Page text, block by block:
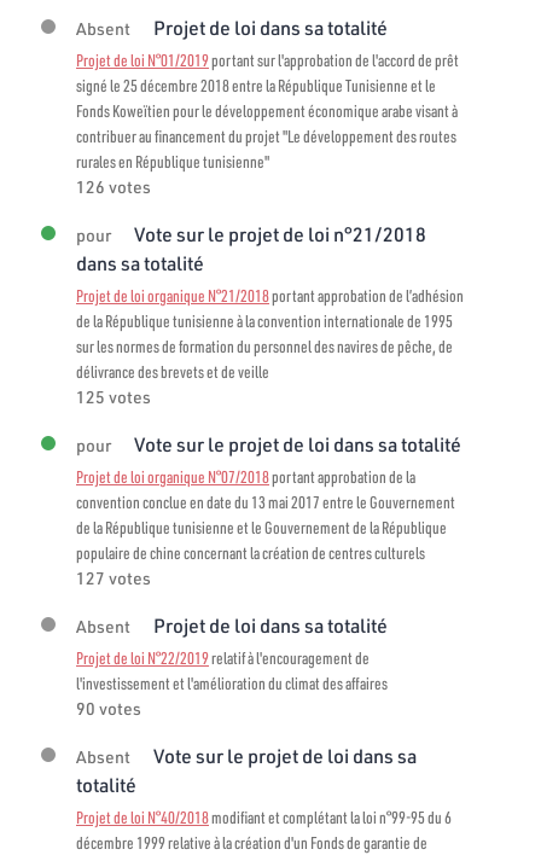
Absent Projet de loi dans sa totalité
Projet de loi N°01/2019portant sur l'approbation de l'accord de prêt
signé le 25 décembre 2018 entre la République Tunisienne et le
Fonds Koweïtien pour le développement économique arabe visant à
contribuer au financement du projet "Le développement des routes
rurales en République tunisienne"
126 votes
pour
Vote sur le projet de loi n°21/2018
dans sa totalité
Projet de loi organique N°21/2018portant approbation de l’adhésion
de la République tunisienne à la convention internationale de 1995
sur les normes de formation du personnel des navires de pêche, de
délivrance des brevets et de veille
125 votes
pour Vote sur le projet de loi dans sa totalité
Projet de loi organique N°07/2018portant approbation de la
convention conclue en date du 13 mai 2017 entre le Gouvernement
de la République tunisienne et le Gouvernement de la République
populaire de chine concernant la création de centres culturels
127 votes
Absent Projet de loi dans sa totalité
Projet de loi N°22/2019relatif à l'encouragement de
l'investissement et l'amélioration du climat des affaires
90 votes
Absent
Vote sur le projet de loi dans sa
totalité
Projet de loi N°40/2018modifiant et complétant la loi n°99-95 du 6
décembre 1999 relative à la création d'un Fonds de garantie de